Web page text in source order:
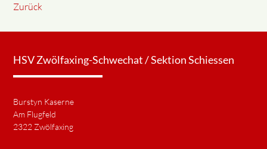
Zurück
HSV Zwölfaxing-Schwechat / Sektion Schiessen
Burstyn Kaserne
Am Flugfeld
2322 Zwölfaxing